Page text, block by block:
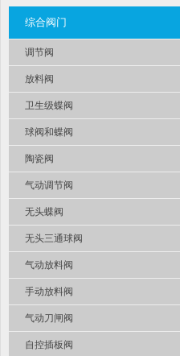
综合阀门
调节阀
放料阀
卫生级蝶阀
球阀和蝶阀
陶瓷阀
气动调节阀
无头蝶阀
无头三通球阀
气动放料阀
手动放料阀
气动刀闸阀
自控插板阀